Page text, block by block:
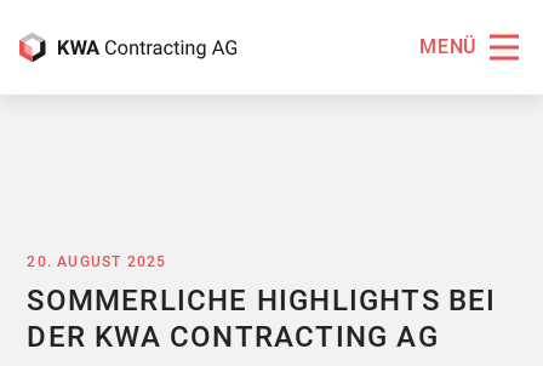
20. AUGUST 2025
SOMMERLICHE HIGHLIGHTS BEI
DER KWA CONTRACTING AG
MENÜ